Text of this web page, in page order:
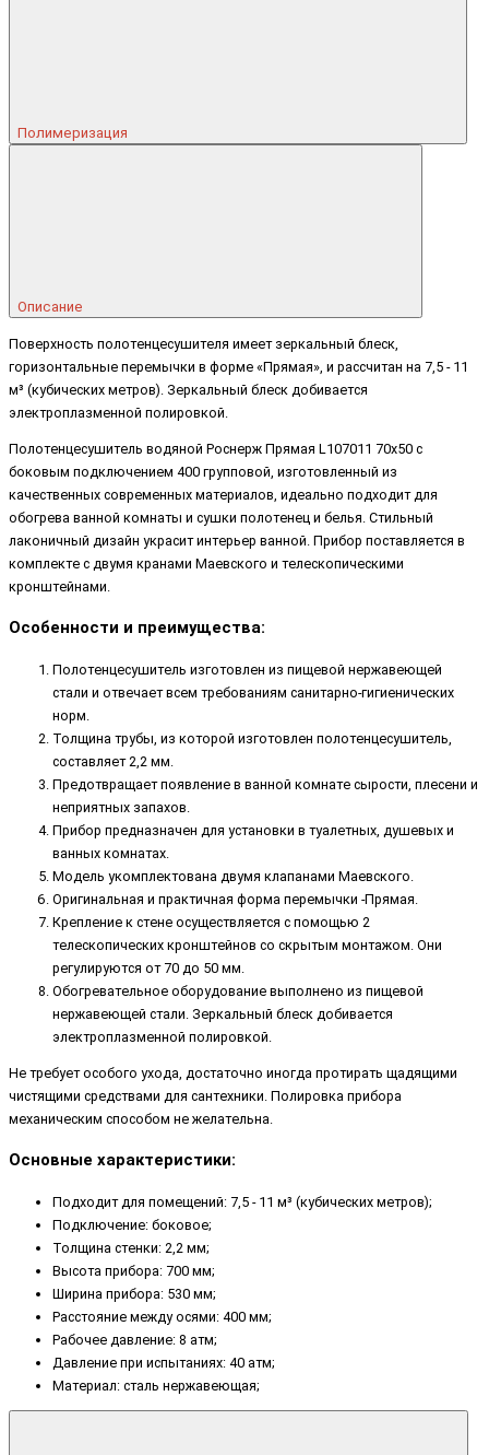
Полимеризация
Описание
Поверхность полотенцесушителя имеет зеркальный блеск,
горизонтальные перемычки в форме «Прямая», и рассчитан на 7,5 - 11
м³ (кубических метров). Зеркальный блеск добивается
электроплазменной полировкой.
Полотенцесушитель водяной Роснерж Прямая L107011 70x50 с
боковым подключением 400 групповой, изготовленный из
качественных современных материалов, идеально подходит для
обогрева ванной комнаты и сушки полотенец и белья. Стильный
лаконичный дизайн украсит интерьер ванной. Прибор поставляется в
комплекте с двумя кранами Маевского и телескопическими
кронштейнами.
Особенности и преимущества:
Полотенцесушитель изготовлен из пищевой нержавеющей
стали и отвечает всем требованиям санитарно-гигиенических
норм.
Толщина трубы, из которой изготовлен полотенцесушитель,
составляет 2,2 мм.
Предотвращает появление в ванной комнате сырости, плесени и
неприятных запахов.
Прибор предназначен для установки в туалетных, душевых и
ванных комнатах.
Модель укомплектована двумя клапанами Маевского.
Оригинальная и практичная форма перемычки -Прямая.
Крепление к стене осуществляется с помощью 2
телескопических кронштейнов со скрытым монтажом. Они
регулируются от 70 до 50 мм.
Обогревательное оборудование выполнено из пищевой
нержавеющей стали. Зеркальный блеск добивается
электроплазменной полировкой.
Не требует особого ухода, достаточно иногда протирать щадящими
чистящими средствами для сантехники. Полировка прибора
механическим способом не желательна.
Основные характеристики:
Подходит для помещений: 7,5 - 11 м³ (кубических метров);
Подключение: боковое;
Толщина стенки: 2,2 мм;
Высота прибора: 700 мм;
Ширина прибора: 530 мм;
Расстояние между осями: 400 мм;
Рабочее давление: 8 атм;
Давление при испытаниях: 40 атм;
Материал: сталь нержавеющая;